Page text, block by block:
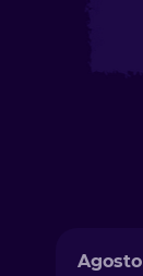
Agosto